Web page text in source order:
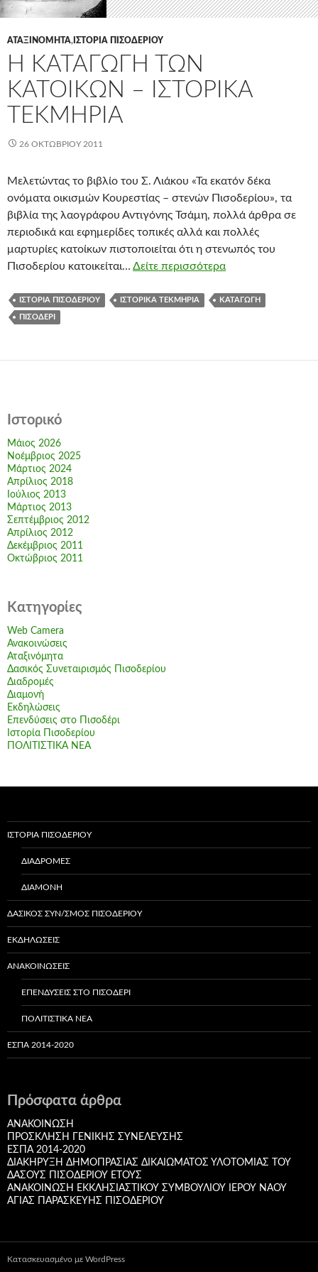
ΑΤΑΞΙΝΌΜΗΤΑ, ΙΣΤΟΡΊΑ ΠΙΣΟΔΕΡΊΟΥ
Η ΚΑΤΑΓΩΓΗ ΤΩΝ
ΚΑΤΟΙΚΩΝ – ΙΣΤΟΡΙΚΑ
ΤΕΚΜΗΡΙΑ
26 ΟΚΤΩΒΡΊΟΥ 2011
Μελετώντας το βιβλίο του Σ. Λιάκου «Τα εκατόν δέκα
ονόματα οικισμών Κουρεστίας – στενών Πισοδερίου», τα
βιβλία της λαογράφου Αντιγόνης Τσάμη, πολλά άρθρα σε
περιοδικά και εφημερίδες τοπικές αλλά και πολλές
μαρτυρίες κατοίκων πιστοποιείται ότι η στενωπός του
Πισοδερίου κατοικείται… Δείτε περισσότερα
ΙΣΤΟΡΊΑ ΠΙΣΟΔΕΡΊΟΥ ΙΣΤΟΡΙΚΆ ΤΕΚΜΉΡΙΑ ΚΑΤΑΓΩΓΉ
ΠΙΣΟΔΈΡΙ
Ιστορικό
Μάιος 2026
Νοέμβριος 2025
Μάρτιος 2024
Απρίλιος 2018
Ιούλιος 2013
Μάρτιος 2013
Σεπτέμβριος 2012
Απρίλιος 2012
Δεκέμβριος 2011
Οκτώβριος 2011
Kατηγορίες
Web Camera
Ανακοινώσεις
Αταξινόμητα
Δασικός Συνεταιρισμός Πισοδερίου
Διαδρομές
Διαμονή
Εκδηλώσεις
Επενδύσεις στο Πισοδέρι
Ιστορία Πισοδερίου
ΠΟΛΙΤΙΣΤΙΚΑ ΝΕΑ
ΙΣΤΟΡΊΑ ΠΙΣΟΔΕΡΊΟΥ
ΔΙΑΔΡΟΜΈΣ
ΔΙΑΜΟΝΉ
ΔΑΣΙΚΌΣ ΣΥΝ/ΣΜΌΣ ΠΙΣΟΔΕΡΊΟΥ
ΕΚΔΗΛΏΣΕΙΣ
ΑΝΑΚΟΙΝΏΣΕΙΣ
ΕΠΕΝΔΎΣΕΙΣ ΣΤΟ ΠΙΣΟΔΈΡΙ
ΠΟΛΙΤΙΣΤΙΚΆ ΝΈΑ
ΕΣΠΑ 2014-2020
Πρόσφατα άρθρα
ΑΝΑΚΟΙΝΩΣΗ
ΠΡΟΣΚΛΗΣΗ ΓΕΝΙΚΗΣ ΣΥΝΕΛΕΥΣΗΣ
ΕΣΠΑ 2014-2020
ΔΙΑΚHΡYΞΗ ΔΗΜΟΠΡΑΣΙΑΣ ΔΙΚΑΙΩΜΑΤΟΣ ΥΛΟΤΟΜΙΑΣ ΤΟΥ
ΔΑΣΟΥΣ ΠΙΣΟΔΕΡΙΟΥ ΕΤΟΥΣ
ΑΝΑΚΟΙΝΩΣΗ ΕΚΚΛΗΣΙΑΣΤΙΚΟΥ ΣΥΜΒΟΥΛΙΟΥ ΙΕΡΟΥ ΝΑΟΥ
ΑΓΙΑΣ ΠΑΡΑΣΚΕΥΗΣ ΠΙΣΟΔΕΡΙΟΥ
Κατασκευασμένο με WordPress